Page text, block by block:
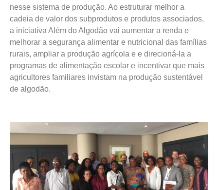
nesse sistema de produção. Ao estruturar melhor a
cadeia de valor dos subprodutos e produtos associados,
a iniciativa Além do Algodão vai aumentar a renda e
melhorar a segurança alimentar e nutricional das famílias
rurais, ampliar a produção agrícola e e direcioná-la a
programas de alimentação escolar e incentivar que mais
agricultores familiares invistam na produção sustentável
de algodão.